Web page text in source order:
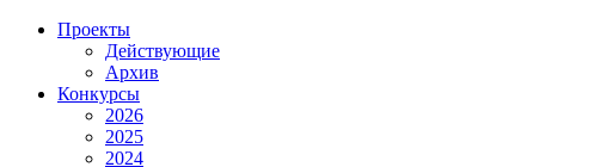
Проекты
Действующие
Архив
Конкурсы
2026
2025
2024